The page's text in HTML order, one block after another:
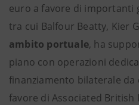
euro a favore di importanti
tra cui Balfour Beatty, Kier
ambito portuale, ha
piano con operazioni
finanziamento bilaterale
favore di Associated